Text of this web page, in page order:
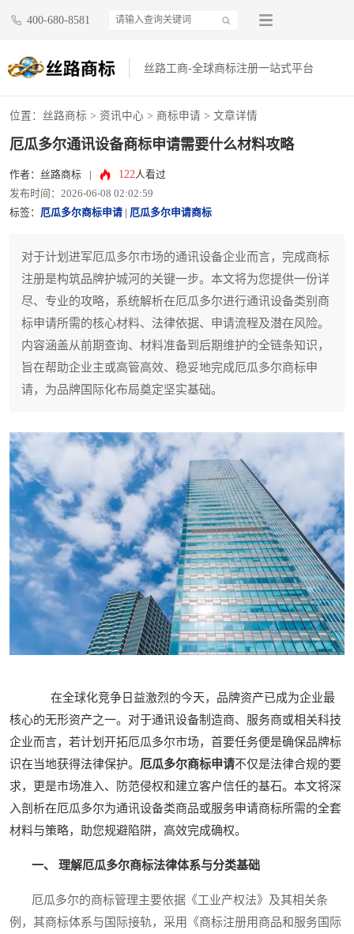
400-680-8581
丝路工商-全球商标注册一站式平台
位置： 丝路商标 > 资讯中心 > 商标申请 > 文章详情
厄瓜多尔通讯设备商标申请需要什么材料攻略
作者：丝路商标 122人看过
发布时间：2026-06-08 02:02:59
标签： 厄瓜多尔商标申请 厄瓜多尔申请商标
对于计划进军厄瓜多尔市场的通讯设备企业而言，完成商标
注册是构筑品牌护城河的关键一步。本文将为您提供一份详
尽、专业的攻略，系统解析在厄瓜多尔进行通讯设备类别商
标申请所需的核心材料、法律依据、申请流程及潜在风险。
内容涵盖从前期查询、材料准备到后期维护的全链条知识，
旨在帮助企业主或高管高效、稳妥地完成厄瓜多尔商标申
请，为品牌国际化布局奠定坚实基础。
在全球化竞争日益激烈的今天，品牌资产已成为企业最
核心的无形资产之一。对于通讯设备制造商、服务商或相关科技
企业而言，若计划开拓厄瓜多尔市场，首要任务便是确保品牌标
识在当地获得法律保护。 厄瓜多尔商标申请不仅是法律合规的要
求，更是市场准入、防范侵权和建立客户信任的基石。本文将深
入剖析在厄瓜多尔为通讯设备类商品或服务申请商标所需的全套
材料与策略，助您规避陷阱，高效完成确权。
一、 理解厄瓜多尔商标法律体系与分类基础
厄瓜多尔的商标管理主要依据《工业产权法》及其相关条
例，其商标体系与国际接轨，采用《商标注册用商品和服务国际